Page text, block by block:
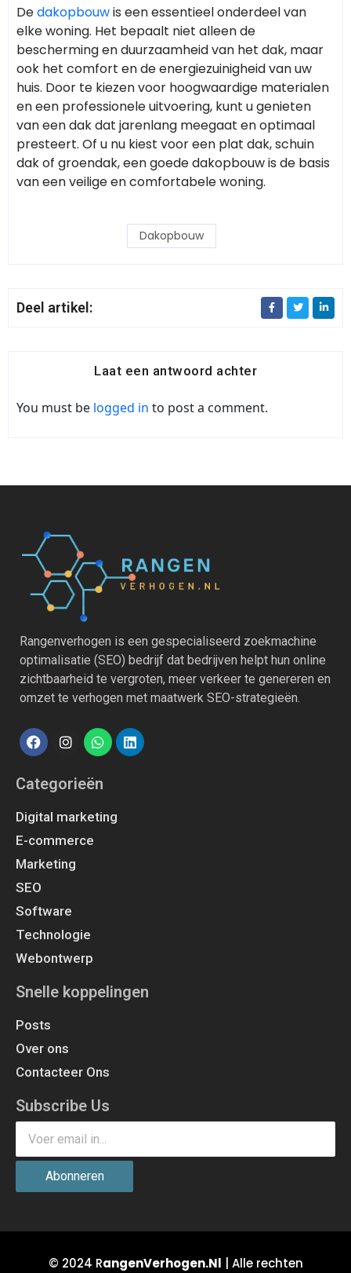
Dedakopbouwis een essentieel onderdeel van
elke woning. Het bepaalt niet alleen de
bescherming en duurzaamheid van het dak, maar
ook het comfort en de energiezuinigheid van uw
huis. Door te kiezen voor hoogwaardige materialen
en een professionele uitvoering, kunt u genieten
van een dak dat jarenlang meegaat en optimaal
presteert. Of u nu kiest voor een plat dak, schuin
dak of groendak, een goede dakopbouw is de basis
van een veilige en comfortabele woning.
Dakopbouw
Deel artikel:
Laat een antwoord achter
You must be logged in to post a comment.
Rangenverhogen is een gespecialiseerd zoekmachine
optimalisatie (SEO) bedrijf dat bedrijven helpt hun online
zichtbaarheid te vergroten, meer verkeer te genereren en
omzet te verhogen met maatwerk SEO-strategieën.
Categorieën
Digital marketing
E-commerce
Marketing
SEO
Software
Technologie
Webontwerp
Snelle koppelingen
Posts
Over ons
Contacteer Ons
Subscribe Us
Abonneren
© 2024 RangenVerhogen.Nl | Alle rechten